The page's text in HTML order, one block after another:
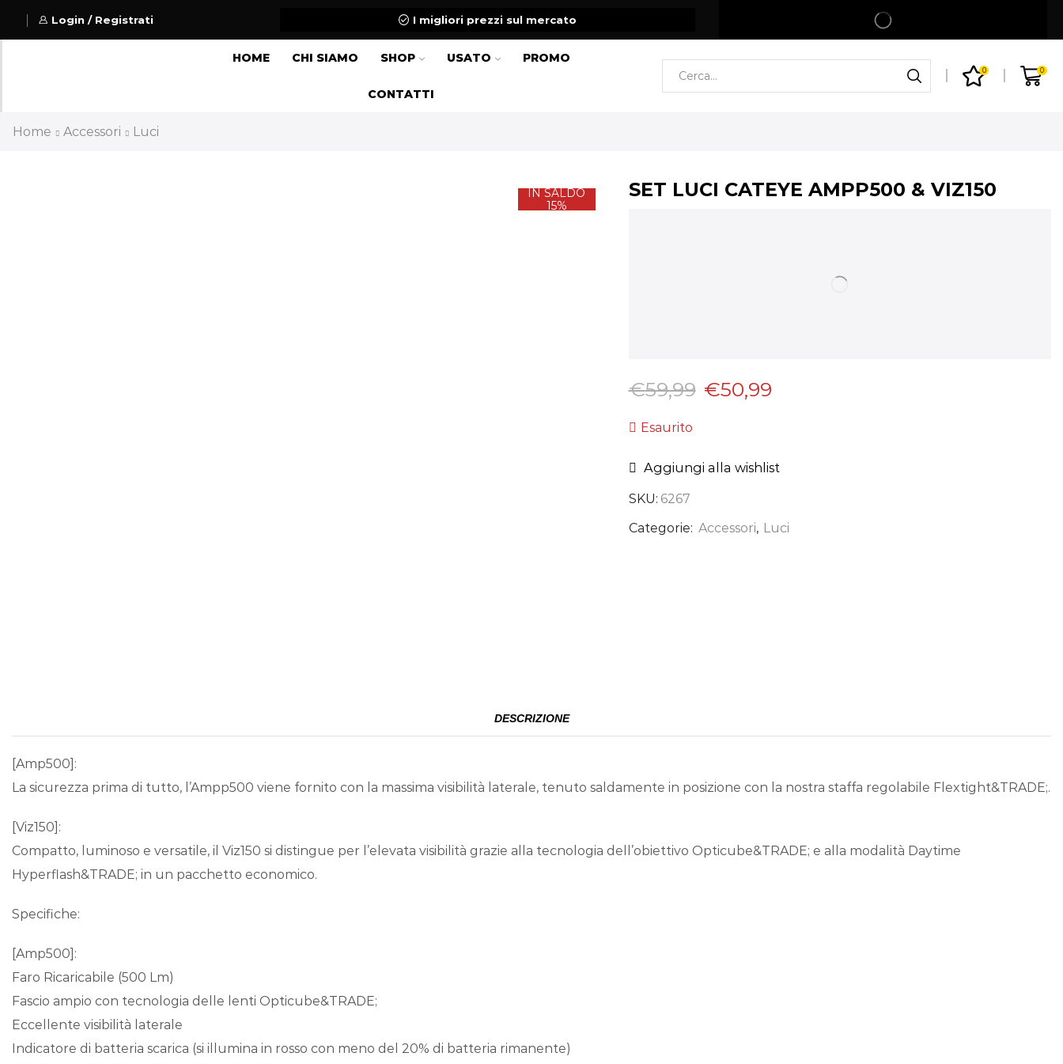
Login / Registrati I migliori prezzi sul mercato Spedizione gratuita per ordini superiori a 99€
HOME CHI SIAMO SHOP USATO PROMO
CONTATTI
0 0
Home Accessori Luci
IN SALDO
15%
SET LUCI CATEYE AMPP500 & VIZ150
€59,99 €50,99
Esaurito
Aggiungi alla wishlist
SKU: 6267
Categorie: Accessori, Luci
DESCRIZIONE
[Amp500]:
La sicurezza prima di tutto, l’Ampp500 viene fornito con la massima visibilità laterale, tenuto saldamente in posizione con la nostra staffa regolabile Flextight&TRADE;.
[Viz150]:
Compatto, luminoso e versatile, il Viz150 si distingue per l’elevata visibilità grazie alla tecnologia dell’obiettivo Opticube&TRADE; e alla modalità Daytime
Hyperflash&TRADE; in un pacchetto economico.
Specifiche:
[Amp500]:
Faro Ricaricabile (500 Lm)
Fascio ampio con tecnologia delle lenti Opticube&TRADE;
Eccellente visibilità laterale
Indicatore di batteria scarica (si illumina in rosso con meno del 20% di batteria rimanente)